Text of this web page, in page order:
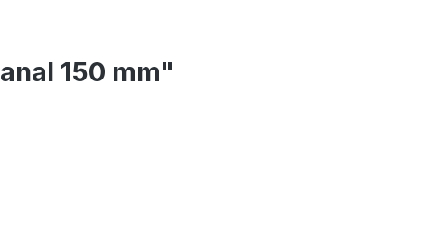
150 mm"